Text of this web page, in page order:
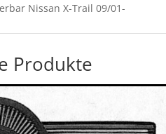
Nissan X-Trail 09/01-
Produkte